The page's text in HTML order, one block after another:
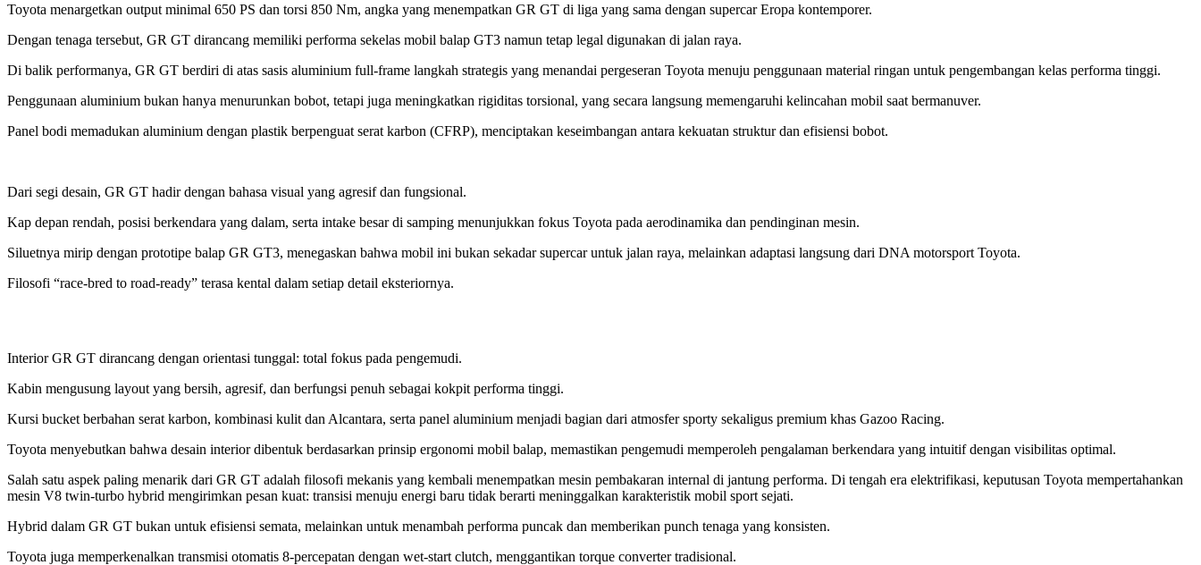
Toyota menargetkan output minimal 650 PS dan torsi 850 Nm, angka yang menempatkan GR GT di liga yang sama dengan supercar Eropa kontemporer.
Dengan tenaga tersebut, GR GT dirancang memiliki performa sekelas mobil balap GT3 namun tetap legal digunakan di jalan raya.
Di balik performanya, GR GT berdiri di atas sasis aluminium full-frame langkah strategis yang menandai pergeseran Toyota menuju penggunaan material ringan untuk pengembangan kelas performa tinggi.
Penggunaan aluminium bukan hanya menurunkan bobot, tetapi juga meningkatkan rigiditas torsional, yang secara langsung memengaruhi kelincahan mobil saat bermanuver.
Panel bodi memadukan aluminium dengan plastik berpenguat serat karbon (CFRP), menciptakan keseimbangan antara kekuatan struktur dan efisiensi bobot.
Dari segi desain, GR GT hadir dengan bahasa visual yang agresif dan fungsional.
Kap depan rendah, posisi berkendara yang dalam, serta intake besar di samping menunjukkan fokus Toyota pada aerodinamika dan pendinginan mesin.
Siluetnya mirip dengan prototipe balap GR GT3, menegaskan bahwa mobil ini bukan sekadar supercar untuk jalan raya, melainkan adaptasi langsung dari DNA motorsport Toyota.
Filosofi “race-bred to road-ready” terasa kental dalam setiap detail eksteriornya.
Interior GR GT dirancang dengan orientasi tunggal: total fokus pada pengemudi.
Kabin mengusung layout yang bersih, agresif, dan berfungsi penuh sebagai kokpit performa tinggi.
Kursi bucket berbahan serat karbon, kombinasi kulit dan Alcantara, serta panel aluminium menjadi bagian dari atmosfer sporty sekaligus premium khas Gazoo Racing.
Toyota menyebutkan bahwa desain interior dibentuk berdasarkan prinsip ergonomi mobil balap, memastikan pengemudi memperoleh pengalaman berkendara yang intuitif dengan visibilitas optimal.
Salah satu aspek paling menarik dari GR GT adalah filosofi mekanis yang kembali menempatkan mesin pembakaran internal di jantung performa. Di tengah era elektrifikasi, keputusan Toyota mempertahankan
mesin V8 twin-turbo hybrid mengirimkan pesan kuat: transisi menuju energi baru tidak berarti meninggalkan karakteristik mobil sport sejati.
Hybrid dalam GR GT bukan untuk efisiensi semata, melainkan untuk menambah performa puncak dan memberikan punch tenaga yang konsisten.
Toyota juga memperkenalkan transmisi otomatis 8-percepatan dengan wet-start clutch, menggantikan torque converter tradisional.